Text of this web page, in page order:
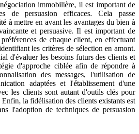
immobilière, il est important de
de persuasion efficaces. Cela passe
à mettre en avant les avantages du bien à
et persuasive. Il est important de
de chaque client, en effectuant
les critères de sélection en amont.
d'évaluer les besoins futurs des clients et
d'approche ciblée afin de répondre à
des messages, l'utilisation de
adaptées et l'établissement d'une
les clients sont autant d'outils clés pour
la fidélisation des clients existants est
l'adoption de techniques de persuasion